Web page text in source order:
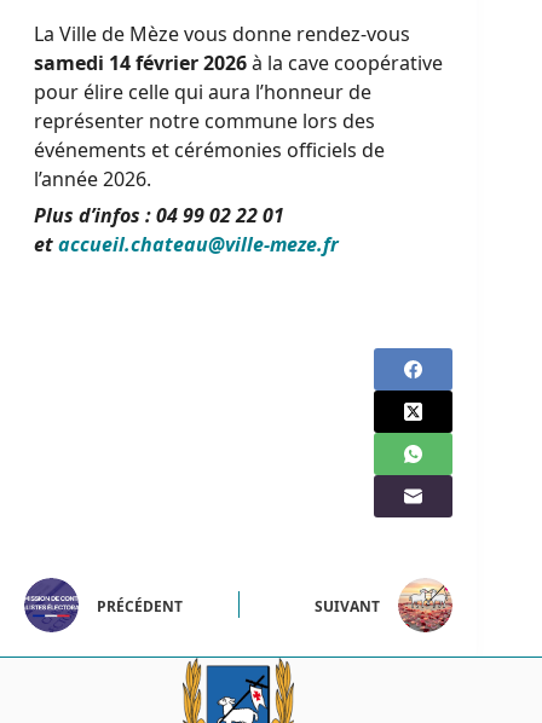
La Ville de Mèze vous donne rendez-vous
samedi 14 février 2026à la cave coopérative
pour élire celle qui aura l’honneur de
représenter notre commune lors des
événements et cérémonies officiels de
l’année 2026.
Plus d’infos : 04 99 02 22 01
etaccueil.chateau@ville-meze.fr
PRÉCÉDENT SUIVANT